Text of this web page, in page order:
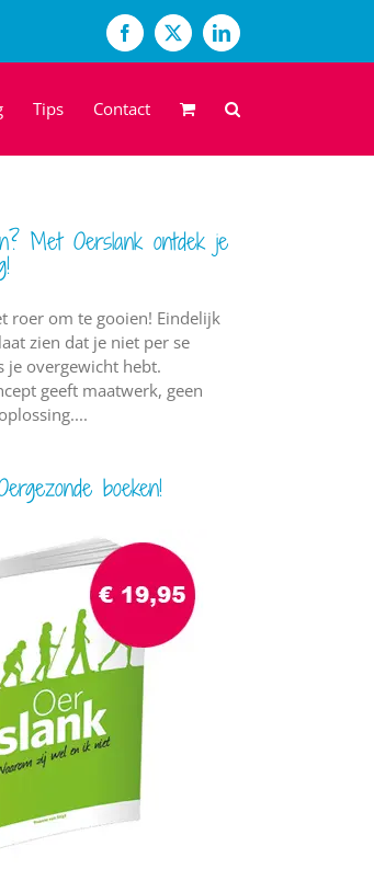
Facebook
X LinkedIn
Tips Contact
Met Oerslank ontdek je
roer om te gooien! Eindelijk
zien dat je niet per se
je overgewicht hebt.
geeft maatwerk, geen
boeken!